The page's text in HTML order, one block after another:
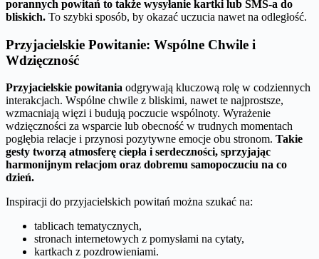
porannych powitań to także wysyłanie kartki lub SMS-a do
bliskich. To szybki sposób, by okazać uczucia nawet na odległość.
Przyjacielskie Powitanie: Wspólne Chwile i
Wdzięczność
Przyjacielskie powitania odgrywają kluczową rolę w codziennych
interakcjach. Wspólne chwile z bliskimi, nawet te najprostsze,
wzmacniają więzi i budują poczucie wspólnoty. Wyrażenie
wdzięczności za wsparcie lub obecność w trudnych momentach
pogłębia relacje i przynosi pozytywne emocje obu stronom. Takie
gesty tworzą atmosferę ciepła i serdeczności, sprzyjając
harmonijnym relacjom oraz dobremu samopoczuciu na co
dzień.
Inspiracji do przyjacielskich powitań można szukać na:
tablicach tematycznych,
stronach internetowych z pomysłami na cytaty,
kartkach z pozdrowieniami.